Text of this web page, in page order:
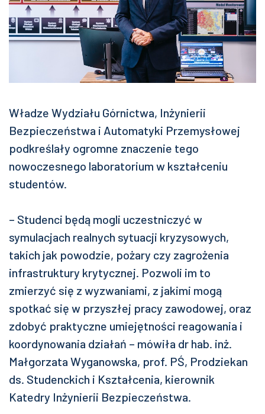
Władze Wydziału Górnictwa, Inżynierii
Bezpieczeństwa i Automatyki Przemysłowej
podkreślały ogromne znaczenie tego
nowoczesnego laboratorium w kształceniu
studentów.
– Studenci będą mogli uczestniczyć w
symulacjach realnych sytuacji kryzysowych,
takich jak powodzie, pożary czy zagrożenia
infrastruktury krytycznej. Pozwoli im to
zmierzyć się z wyzwaniami, z jakimi mogą
spotkać się w przyszłej pracy zawodowej, oraz
zdobyć praktyczne umiejętności reagowania i
koordynowania działań – mówiła dr hab. inż.
Małgorzata Wyganowska, prof. PŚ, Prodziekan
ds. Studenckich i Kształcenia, kierownik
Katedry Inżynierii Bezpieczeństwa.